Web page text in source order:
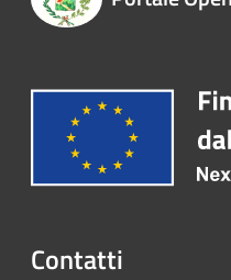
Contatti